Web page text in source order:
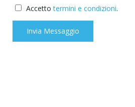
Accettotermini e condizioni.
Invia Messaggio